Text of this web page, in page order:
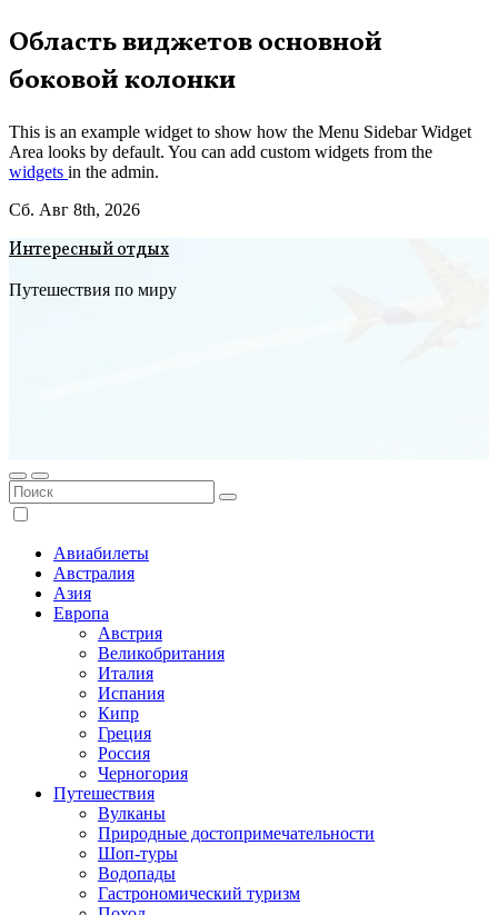
Перейти
к
содержимому
Область виджетов основной
боковой колонки
This is an example widget to show how the Menu Sidebar Widget
Area looks by default. You can add custom widgets from the
widgets in the admin.
Сб. Авг 8th, 2026
Интересный отдых
Путешествия по миру
Авиабилеты
Австралия
Азия
Европа
Австрия
Великобритания
Италия
Испания
Кипр
Греция
Россия
Черногория
Путешествия
Вулканы
Природные достопримечательности
Шоп-туры
Водопады
Гастрономический туризм